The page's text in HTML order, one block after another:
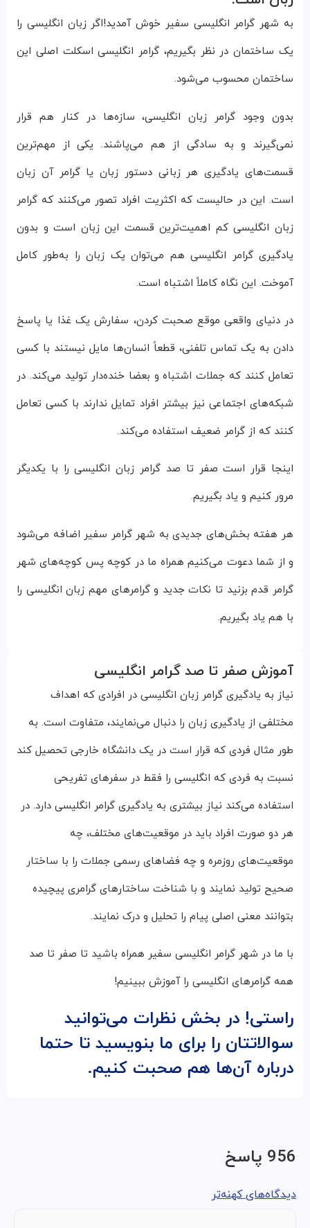
به شهر گرامر انگلیسی سفیر خوش آمدید!اگر زبان انگلیسی را
یک ساختمان در نظر بگیریم، گرامر انگلیسی اسکلت اصلی این
ساختمان محسوب می‌شود.
بدون وجود گرامر زبان انگلیسی، سازه‌ها در کنار هم قرار
نمی‌گیرند و به سادگی از هم می‌پاشند. یکی از مهم‌ترین
قسمت‌های یادگیری هر زبانی دستور زبان یا گرامر آن زبان
است. این در حالیست که اکثریت افراد تصور می‌کنند که گرامر
زبان انگلیسی کم اهمیت‌ترین قسمت این زبان است و بدون
یادگیری گرامر انگلیسی هم می‌توان یک زبان را به‌طور کامل
آموخت. این نگاه کاملاً اشتباه است.
در دنیای واقعی موقع صحبت کردن، سفارش یک غذا یا پاسخ
دادن به یک تماس تلفنی، قطعاً انسان‎‎‌ها مایل نیستند با کسی
تعامل کنند که جملات اشتباه و بعضا خنده‌دار تولید می‌‌کند. در
شبکه‌های اجتماعی نیز بیشتر افراد تمایل ندارند با کسی تعامل
کنند که از گرامر ضعیف استفاده می‌کند.
اینجا قرار است صفر تا صد گرامر زبان انگلیسی را با یکدیگر
مرور کنیم و یاد بگیریم.
هر هفته بخش‌های جدیدی به شهر گرامر سفیر اضافه می‌شود
و از شما دعوت می‌کنیم همراه ما در کوچه پس کوچه‌های شهر
گرامر قدم بزنید تا نکات جدید و گرامرهای مهم زبان انگلیسی را
با هم یاد بگیریم.
آموزش صفر تا صد گرامر انگلیسی
نیاز به یادگیری گرامر زبان انگلیسی در افرادی که اهداف
مختلفی از یادگیری زبان را دنبال می‌نمایند، متفاوت است. به
طور مثال فردی که قرار است در یک دانشگاه خارجی تحصیل کند
نسبت به فردی که انگلیسی را فقط در سفرهای تفریحی
استفاده می‌کند نیاز بیشتری به یادگیری گرامر انگلیسی دارد. در
هر دو صورت افراد باید در موقعیت‌های مختلف، چه
موقعیت‌های روزمره و چه فضاهای رسمی جملات را با ساختار
صحیح تولید نمایند و با شناخت ساختارهای گرامری پیچیده
بتوانند معنی اصلی پیام را تحلیل و درک نمایند.
با ما در شهر گرامر انگلیسی سفیر همراه باشید تا صفر تا صد
همه گرامرهای انگلیسی را آموزش ببینیم!
راستی! در بخش نظرات می‌توانید
سوالاتتان را برای ما بنویسید تا حتما
درباره آن‌ها هم صحبت کنیم.
956 پاسخ
دیدگاه‌های کهنه‌تر